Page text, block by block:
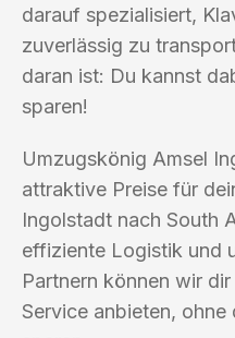
darauf spezialisiert,
zuverlässig zu
daran ist: Du kannst
sparen!
Umzugskönig Amsel
attraktive Preise für
Ingolstadt nach South
effiziente Logistik und
Partnern können wir
Service anbieten,